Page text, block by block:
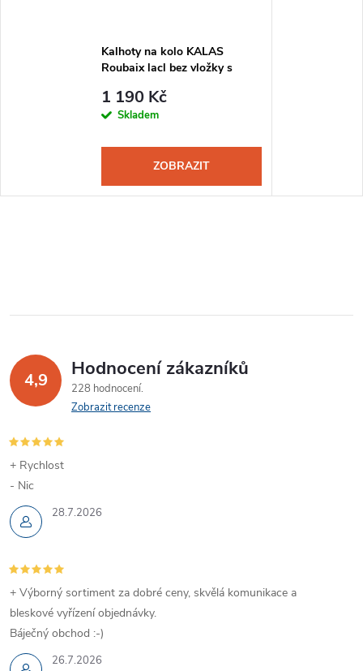
Kalhoty na kolo KALAS
Roubaix lacl bez vložky s
1 190 Kč
Skladem
ZOBRAZIT
4,9 Hodnocení zákazníků
228 hodnocení
Zobrazit recenze
28.7.2026
+ Rychlost
- Nic
26.7.2026
+ Výborný sortiment za dobré ceny, skvělá komunikace a
bleskové vyřízení objednávky.
Báječný obchod :-)